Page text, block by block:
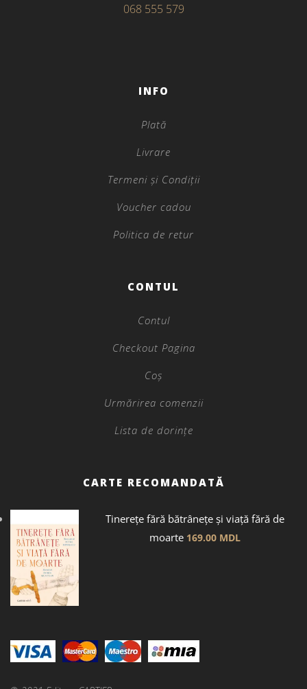
068 555 579
INFO
Plată
Livrare
Termeni și Condiții
Voucher cadou
Politica de retur
CONTUL
Contul
Checkout Pagina
Coș
Urmărirea comenzii
Lista de dorințe
CARTE RECOMANDATĂ
Tinerețe fără bătrânețe și viață fără de
moarte 169.00 MDL